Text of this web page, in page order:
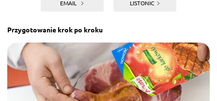
EMAIL LISTONIC
Przygotowanie krok po kroku